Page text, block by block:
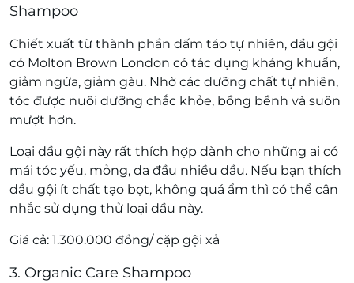
Shampoo
Chiết xuất từ thành phần dấm táo tự nhiên, dầu gội
có Molton Brown London có tác dụng kháng khuẩn,
giảm ngứa, giảm gàu. Nhờ các dưỡng chất tự nhiên,
tóc được nuôi dưỡng chắc khỏe, bồng bềnh và suôn
mượt hơn.
Loại dầu gội này rất thích hợp dành cho những ai có
mái tóc yếu, mỏng, da đầu nhiều dầu. Nếu bạn thích
dầu gội ít chất tạo bọt, không quá ẩm thì có thể cân
nhắc sử dụng thử loại dầu này.
Giá cả: 1.300.000 đồng/ cặp gội xả
3. Organic Care Shampoo